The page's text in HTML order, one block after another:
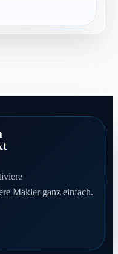
Makler ganz einfach.